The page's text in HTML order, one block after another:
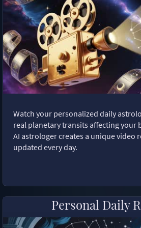
Watch your personalized daily
real planetary transits affecting your
AI astrologer creates a unique video
updated every day.
Personal Daily